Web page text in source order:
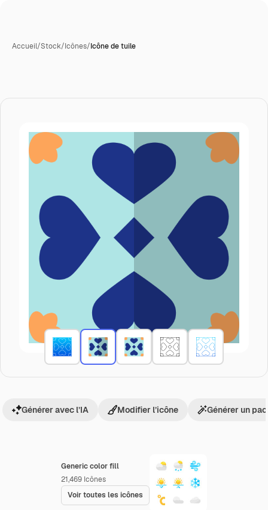
Accueil/Stock/Icônes/Icône de tuile
Generic color fill
21,469 Icônes
Voir toutes les icônes
Générer avec l’IA Modifier l’icône Générer un